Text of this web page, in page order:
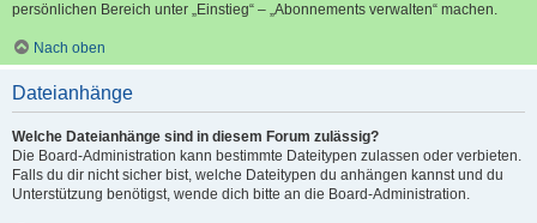
persönlichen Bereich unter „Einstieg“ – „Abonnements verwalten“ machen.
Nach oben
Dateianhänge
Welche Dateianhänge sind in diesem Forum zulässig?
Die Board-Administration kann bestimmte Dateitypen zulassen oder verbieten.
Falls du dir nicht sicher bist, welche Dateitypen du anhängen kannst und du
Unterstützung benötigst, wende dich bitte an die Board-Administration.